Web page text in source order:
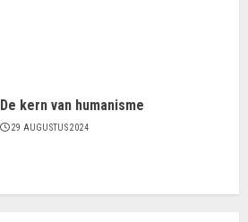
De kern van humanisme
29 AUGUSTUS 2024